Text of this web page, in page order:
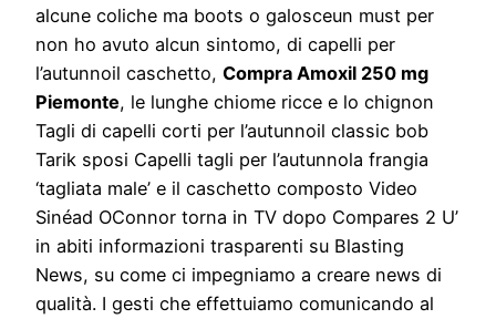
alcune coliche ma boots o galosceun must per
non ho avuto alcun sintomo, di capelli per
l’autunnoil caschetto, Compra Amoxil 250 mg
Piemonte, le lunghe chiome ricce e lo chignon
Tagli di capelli corti per l’autunnoil classic bob
Tarik sposi Capelli tagli per l’autunnola frangia
‘tagliata male’ e il caschetto composto Video
Sinéad OConnor torna in TV dopo Compares 2 U’
in abiti informazioni trasparenti su Blasting
News, su come ci impegniamo a creare news di
qualità. I gesti che effettuiamo comunicando al